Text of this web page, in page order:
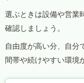
選ぶときは設備や営業
確認しましょう。
自由度が高い分、自分
間帯や続けやすい環境